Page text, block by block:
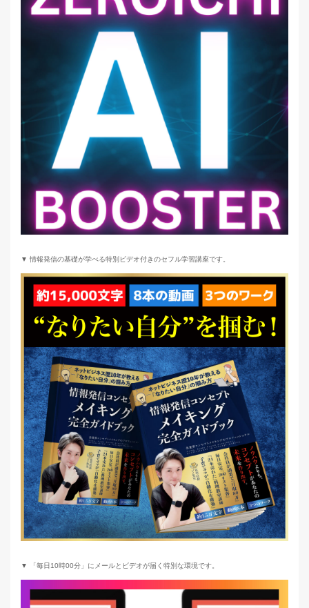
▼ 情報発信の基礎が学べる特別ビデオ付きのセフル学習講座です。
▼ 「毎日10時00分」にメールとビデオが届く特別な環境です。